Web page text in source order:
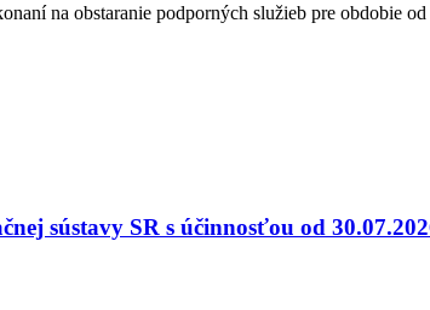
na obstaranie podporných služieb pre obdobie
sústavy SR s účinnosťou od